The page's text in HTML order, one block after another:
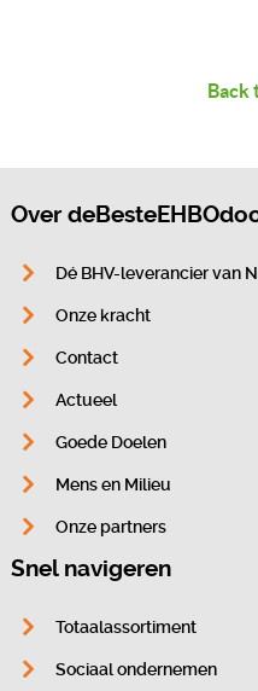
Back
Over
Dé BHV-leverancier van
Onze kracht
Contact
Actueel
Goede Doelen
Mens en Milieu
Onze partners
Snel navigeren
Totaalassortiment
Sociaal ondernemen